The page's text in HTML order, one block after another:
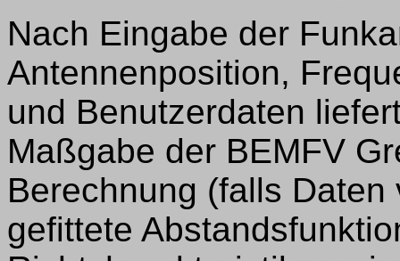
Nach Eingabe der
Antennenposition,
und Benutzerdaten
Maßgabe der BEMFV
Berechnung (falls
gefittete